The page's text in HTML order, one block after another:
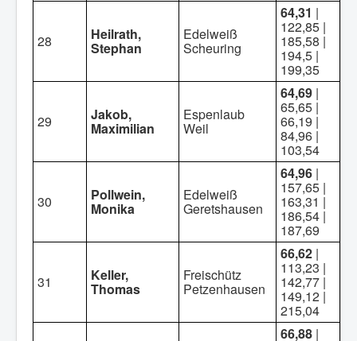
28 Heilrath,
Stephan
Edelweiß
Scheuring
64,31 |
122,85 |
185,58 |
194,5 |
199,35
29 Jakob,
Maximilian
Espenlaub
Weil
64,69 |
65,65 |
66,19 |
84,96 |
103,54
30 Pollwein,
Monika
Edelweiß
Geretshausen
64,96 |
157,65 |
163,31 |
186,54 |
187,69
31 Keller,
Thomas
Freischütz
Petzenhausen
66,62 |
113,23 |
142,77 |
149,12 |
215,04
66,88 |